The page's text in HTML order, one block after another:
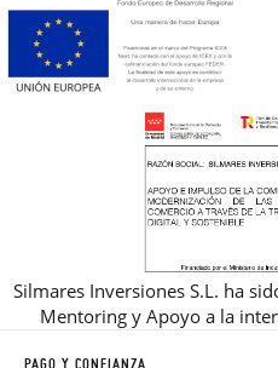
Silmares Inversiones S.L. ha
Mentoring y Apoyo a la
PAGO Y CONFIANZA